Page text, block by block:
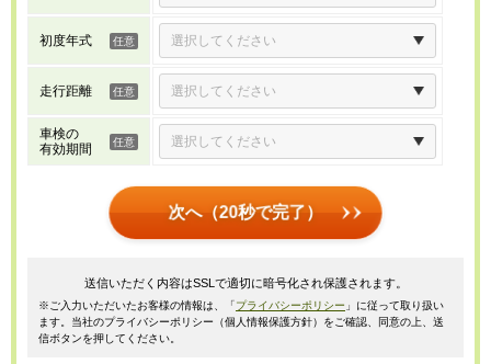
初度年式
走行距離
車検の
有効期間
次へ（20秒で完了）
送信いただく内容はSSLで適切に暗号化され保護されます。
※ご入力いただいたお客様の情報は、「プライバシーポリシー 」に従って取り扱い
ます。当社のプライバシーポリシー（個人情報保護方針）をご確認、同意の上、送
信ボタンを押してください。